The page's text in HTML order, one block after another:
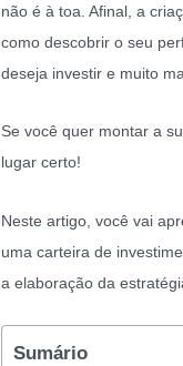
não é à toa. Afinal, a
como descobrir o seu
deseja investir e muito
Se você quer montar a
lugar certo!
Neste artigo, você vai
uma carteira de
a elaboração da
Sumário